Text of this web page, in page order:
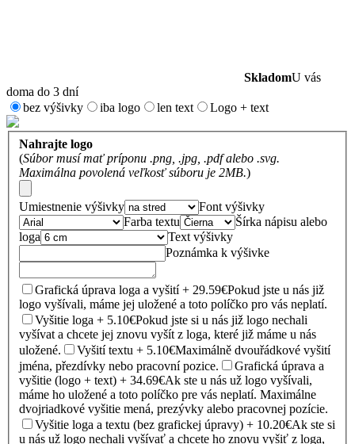
SkladomU vás
doma do 3 dní
bez výšivky
iba logo len text Logo + text
Nahrajte logo
(Súbor musí mať príponu .png, .jpg, .pdf alebo .svg.
Maximálna povolená veľkosť súboru je 2MB.)
Umiestnenie výšivky
Font výšivky
Farba textu
Šírka nápisu alebo
loga
Text výšivky
Poznámka k výšivke
Grafická úprava loga a vyšití + 29.59€Pokud jste u nás již
logo vyšívali, máme jej uložené a toto políčko pro vás neplatí.
Vyšitie loga + 5.10€Pokud jste si u nás již logo nechali
vyšívat a chcete jej znovu vyšít z loga, které již máme u nás
uložené.
Vyšití textu + 5.10€Maximálně dvouřádkové vyšití
jména, přezdívky nebo pracovní pozice.
Grafická úprava a
vyšitie (logo + text) + 34.69€Ak ste u nás už logo vyšívali,
máme ho uložené a toto políčko pre vás neplatí. Maximálne
dvojriadkové vyšitie mená, prezývky alebo pracovnej pozície.
Vyšitie loga a textu (bez grafickej úpravy) + 10.20€Ak ste si
u nás už logo nechali vyšívať a chcete ho znovu vyšiť z loga,